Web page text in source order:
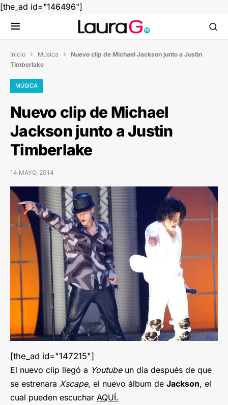
[the_ad id="146496"]
Inicio  Música  Nuevo clip de Michael Jackson junto a Justin
Timberlake
MÚSICA
Nuevo clip de Michael
Jackson junto a Justin
Timberlake
14 MAYO, 2014
[the_ad id="147215"]
El nuevo clip llegó a Youtubeun día después de que
se estrenara Xscape, el nuevo álbum de Jackson, el
cual pueden escuchar AQUÍ.